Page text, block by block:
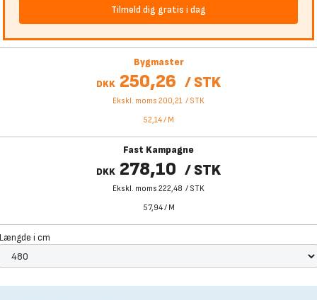
Tilmeld dig gratis i dag
Bygmaster
DKK 250,26 /STK
Ekskl. moms 200,21 / STK
52,14/ M
Fast Kampagne
DKK 278,10 /STK
Ekskl. moms 222,48 / STK
57,94/ M
Længde i cm